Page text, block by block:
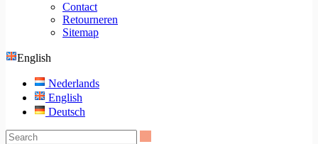
Contact
Retourneren
Sitemap
English
Nederlands
English
Deutsch